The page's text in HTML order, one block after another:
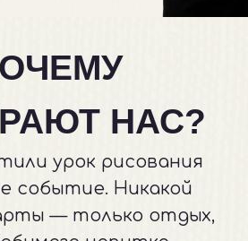
знают,
сложные